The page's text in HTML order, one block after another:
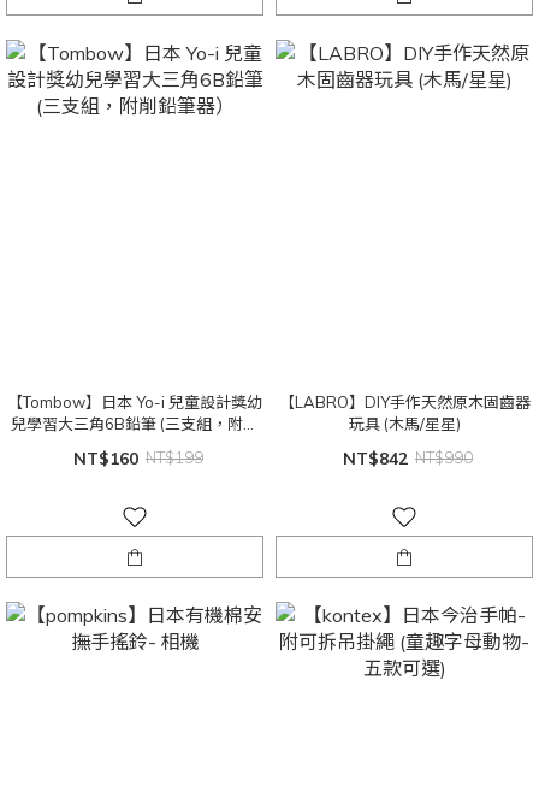
【Tombow】日本 Yo-i 兒童設計獎幼
兒學習大三角6B鉛筆 (三支組，附削
鉛筆器）
NT$160 NT$199
【LABRO】DIY手作天然原木固齒器
玩具 (木馬/星星)
NT$842 NT$990